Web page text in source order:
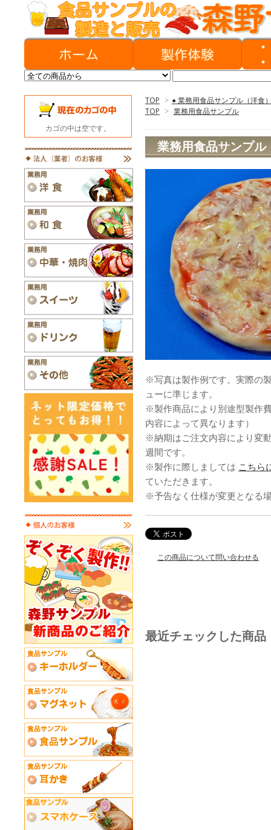
TOP > ● 業務用食品サンプル（洋食
TOP > 業務用食品サンプル
業務用食品サンプ
※写真は製作例です。実際の
ューに準じます。
※製作商品により別途型製作
内容によって異なります）
※納期はご注文内容により変
週間です。
※製作に際しましては こちら
ていただきます。
※予告なく仕様が変更となる
この商品について問い合わせる
最近チェックした商品
カゴの中は空です。